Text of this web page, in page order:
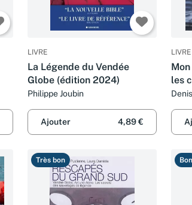
LIVRE
La Légende du Vendée
Globe (édition 2024)
Philippe Joubin
Ajouter 4,89 €
LIVRE
les
de
Très bon Bon